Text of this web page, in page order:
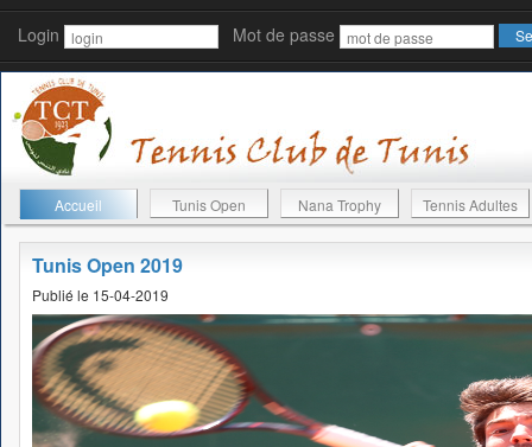
Login Mot de passe
Accueil Tunis Open Nana Trophy Tennis Adultes
Tunis Open 2019
Publié le 15-04-2019